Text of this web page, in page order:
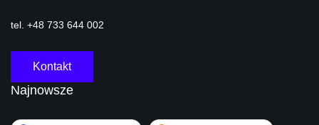
tel. +48 733 644 002
Kontakt
Najnowsze